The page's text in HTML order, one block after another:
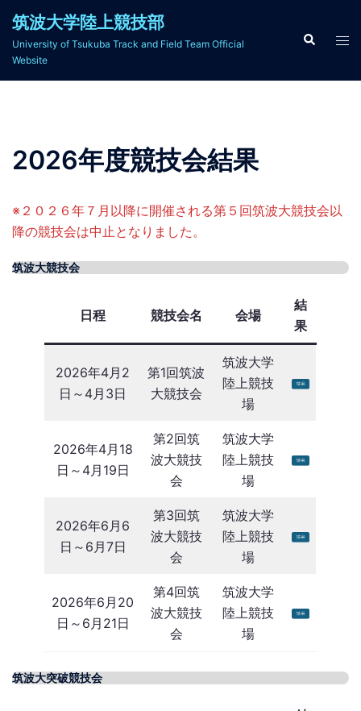
筑波大学陸上競技部
University of Tsukuba Track and Field Team Official
Website
検
索
ト
ル
2026年度競技会結果
※２０２６年７月以降に開催される第５回筑波大競技会以
降の競技会は中止となりました。
筑波大競技会
日程 競技会名 会場
結
果
2026年4月2
日～4月3日
第1回筑波
大競技会
筑波大学
陸上競技
場
2026年4月18
日～4月19日
第2回筑
波大競技
会
筑波大学
陸上競技
場
2026年6月6
日～6月7日
第3回筑
波大競技
会
筑波大学
陸上競技
場
2026年6月20
日～6月21日
第4回筑
波大競技
会
筑波大学
陸上競技
場
筑波大突破競技会